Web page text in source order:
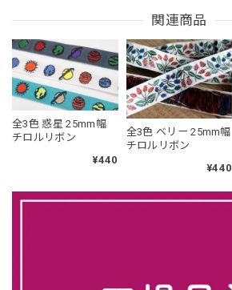
関連商品
全3色 惑星 25mm幅
チロルリボン
¥440
全3色 ベリー 25mm幅
チロルリボン
¥440